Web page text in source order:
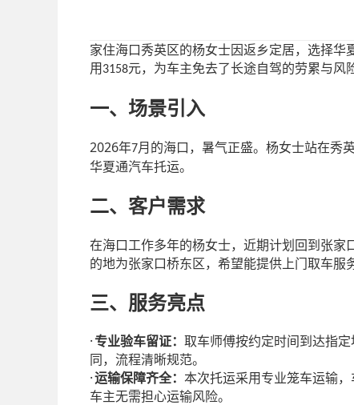
家住海口秀英区的杨女士因返乡定居，选择
用 3158元，为车主免去了长途自驾的劳累与风
一、场景引入
2026年7月的海口，暑气正盛。杨女士站在秀
华夏通汽车托运。
二、客户需求
在海口工作多年的杨女士，近期计划回到张家
的地为张家口桥东区，希望能提供上门取车服
三、服务亮点
· 专业验车留证： 取车师傅按约定时间到达指
同，流程清晰规范。
·运输保障齐全： 本次托运采用专业笼车运输
车主无需担心运输风险。